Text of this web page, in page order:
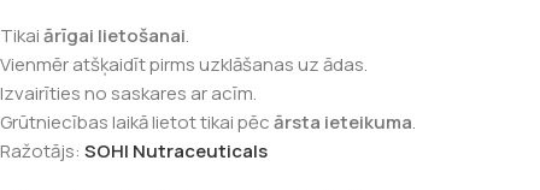
Tikaiārīgai lietošanai.
Vienmēr atšķaidīt pirms uzklāšanas uz ādas.
Izvairīties no saskares ar acīm.
Grūtniecības laikā lietot tikai pēcārsta ieteikuma.
Ražotājs: SOHI Nutraceuticals